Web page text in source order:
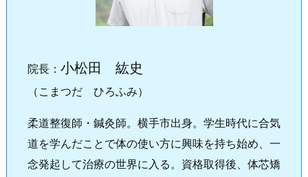
院長： 小松田 紘史
（こまつだ ひろふみ）
柔道整復師・鍼灸師。横手市出身。学生時代に合気
道を学んだことで体の使い方に興味を持ち始め、一
念発起して治療の世界に入る。資格取得後、体芯矯